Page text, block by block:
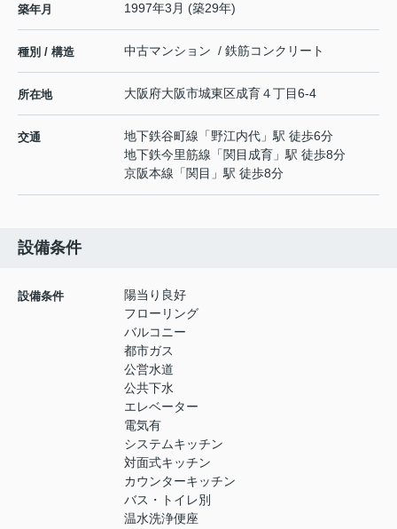
築年月 1997年3月 (築29年)
種別 / 構造 中古マンション / 鉄筋コンクリート
所在地 大阪府大阪市城東区成育４丁目6-4
交通 地下鉄谷町線 「野江内代 」駅 徒歩6分
地下鉄今里筋線 「関目成育 」駅 徒歩8分
京阪本線 「関目 」駅 徒歩8分
設備条件
設備条件
陽当り良好
フローリング
バルコニー
都市ガス
公営水道
公共下水
エレベーター
電気有
システムキッチン
対面式キッチン
カウンターキッチン
バス・トイレ別
温水洗浄便座